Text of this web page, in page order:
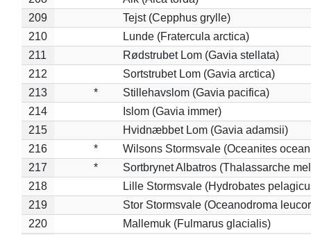
209
Tejst (Cepphus grylle)
210
Lunde (Fratercula arctica)
211
Rødstrubet Lom (Gavia stellata)
212
Sortstrubet Lom (Gavia arctica)
213
*
Stillehavslom (Gavia pacifica)
214
Islom (Gavia immer)
215
Hvidnæbbet Lom (Gavia adamsii)
216
*
Wilsons Stormsvale (Oceanites
217
*
Sortbrynet Albatros (Thalassarche
218
Lille Stormsvale (Hydrobates
219
Stor Stormsvale (Oceanodroma
220
Mallemuk (Fulmarus glacialis)